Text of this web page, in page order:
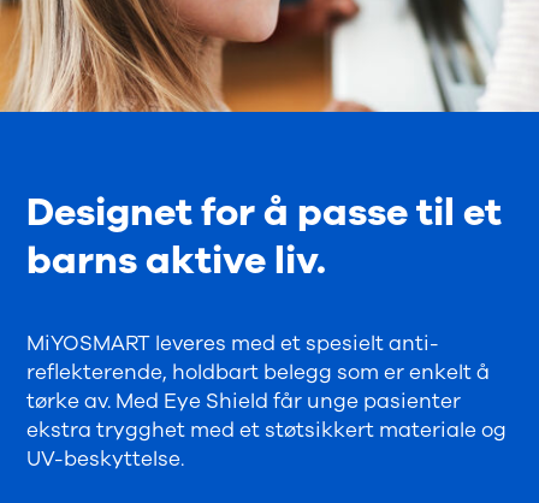
Designet for å passe til et
barns aktive liv.
MiYOSMART leveres med et spesielt anti-
reflekterende, holdbart belegg som er enkelt å
tørke av. Med Eye Shield får unge pasienter
ekstra trygghet med et støtsikkert materiale og
UV-beskyttelse.